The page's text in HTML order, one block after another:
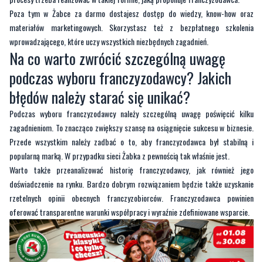
Poza tym w Żabce za darmo dostajesz dostęp do wiedzy, know-how oraz
materiałów marketingowych. Skorzystasz też z bezpłatnego szkolenia
wprowadzającego, które uczy wszystkich niezbędnych zagadnień.
Na co warto zwrócić szczególną uwagę
podczas wyboru franczyzodawcy? Jakich
błędów należy starać się unikać?
Podczas wyboru franczyzodawcy należy szczególną uwagę poświęcić kilku
zagadnieniom. To znacząco zwiększy szansę na osiągnięcie sukcesu w biznesie.
Przede wszystkim należy zadbać o to, aby franczyzodawca był stabilną i
popularną marką. W przypadku sieci Żabka z pewnością tak właśnie jest.
Warto także przeanalizować historię franczyzodawcy, jak również jego
doświadczenie na rynku. Bardzo dobrym rozwiązaniem będzie także uzyskanie
rzetelnych opinii obecnych franczyzobiorców. Franczyzodawca powinien
oferować transparentne warunki współpracy i wyraźnie zdefiniowane wsparcie.